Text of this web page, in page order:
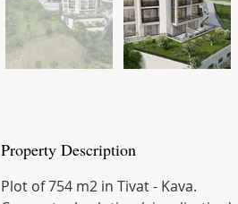
Property Description
Plot of 754 m2 in Tivat - Kava.